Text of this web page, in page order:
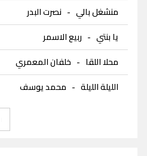
منشغل بالي - نصرت البدر
يا بنتي - ربيع الاسمر
محلا اللقا - خلفان المعمري
الليلة الليلة - محمد يوسف